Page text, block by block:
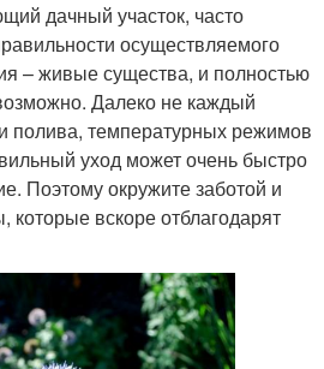
дачный участок, часто
осуществляемого
– живые существа, и полностью
Далеко не каждый
полива, температурных режимов
уход может очень быстро
Поэтому окружите заботой и
вскоре отблагодарят